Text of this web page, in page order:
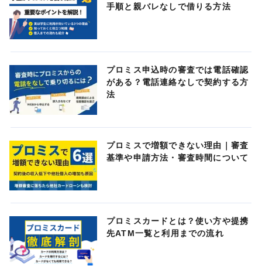
手順と親バレなしで借りる方法
プロミス申込時の審査では電話確認
がある？電話連絡なしで契約する方
法
プロミスで増額できない理由｜審査
基準や申請方法・審査時間について
プロミスカードとは？使い方や提携
先ATM一覧と利用までの流れ